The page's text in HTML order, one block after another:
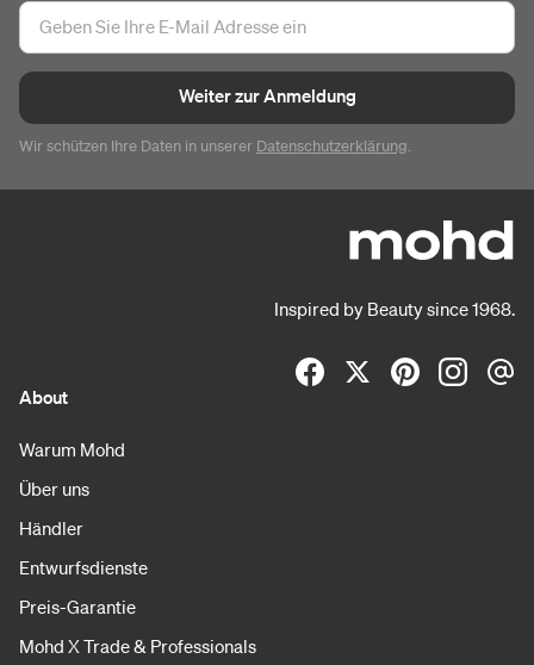
Weiter zur Anmeldung
Wir schützen Ihre Daten in unserer Datenschutzerklärung.
Inspired by Beauty since 1968.
About
Warum Mohd
Über uns
Händler
Entwurfsdienste
Preis-Garantie
Mohd X Trade & Professionals